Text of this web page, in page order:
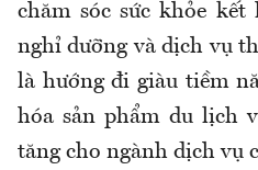
chăm sóc sức khỏe kết
nghỉ dưỡng và dịch vụ
là hướng đi giàu tiềm
hóa sản phẩm du lịch
tăng cho ngành dịch vụ